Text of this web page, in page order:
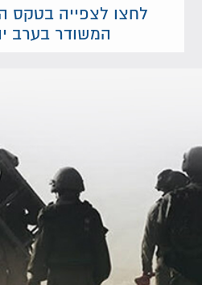
לחצו לצפייה בטקס
המשודר בערב